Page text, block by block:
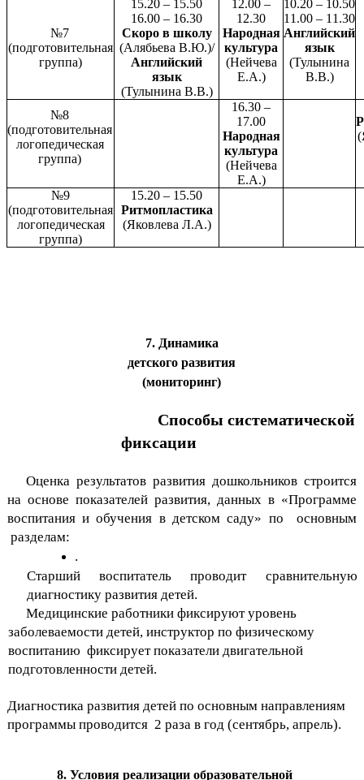
№7
(подготовительная
группа)
15.20 – 15.50
16.00 – 16.30
Скоро в школу
(Алябьева В.Ю.)/
Английский
язык
(Тулынина В.В.)
12.00 –
12.30
Народная
культура
(Нейчева
Е.А.)
10.20 – 10.50
11.00 – 11.30
Английский
язык
(Тулынина
В.В.)
№8
(подготовительная
логопедическая
группа)
16.30 –
17.00
Народная
культура
(Нейчева
Е.А.)
№9
(подготовительная
логопедическая
группа)
15.20 – 15.50
Ритмопластика
(Яковлева Л.А.)
7. Динамика
детского развития
(мониторинг)
Способы систематической
фиксации
Оценка результатов развития дошкольников строится
на основе показателей развития, данных в «Программе
воспитания и обучения в детском саду» по основным
разделам:
.
Старший воспитатель проводит сравнительную
диагностику развития детей.
Медицинские работники фиксируют уровень
заболеваемости детей, инструктор по физическому
воспитанию фиксирует показатели двигательной
подготовленности детей.
Диагностика развития детей по основным направлениям
программы проводится 2 раза в год (сентябрь, апрель).
8. Условия реализации образовательной